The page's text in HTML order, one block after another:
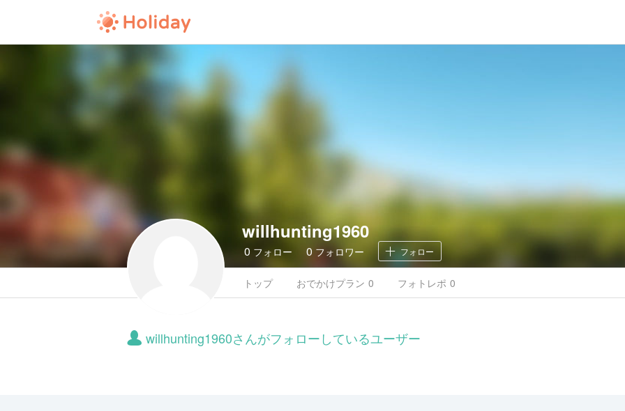
willhunting1960
0 フォロー 0 フォロワー フォロー
トップ おでかけプラン 0 フォトレポ 0
willhunting1960さんがフォローしているユーザー